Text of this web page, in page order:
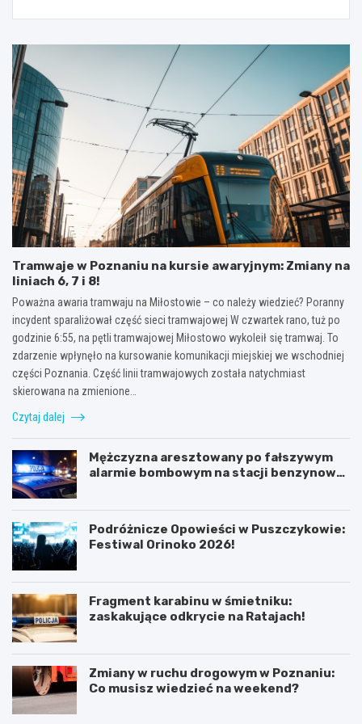
Tramwaje w Poznaniu na kursie awaryjnym: Zmiany na
liniach 6, 7 i 8!
Poważna awaria tramwaju na Miłostowie – co należy wiedzieć? Poranny
incydent sparaliżował część sieci tramwajowej W czwartek rano, tuż po
godzinie 6:55, na pętli tramwajowej Miłostowo wykoleił się tramwaj. To
zdarzenie wpłynęło na kursowanie komunikacji miejskiej we wschodniej
części Poznania. Część linii tramwajowych została natychmiast
skierowana na zmienione…
Czytaj dalej
Mężczyzna aresztowany po fałszywym
alarmie bombowym na stacji benzynowej
Podróżnicze Opowieści w Puszczykowie:
Festiwal Orinoko 2026!
Fragment karabinu w śmietniku:
zaskakujące odkrycie na Ratajach!
Zmiany w ruchu drogowym w Poznaniu:
Co musisz wiedzieć na weekend?
K
P